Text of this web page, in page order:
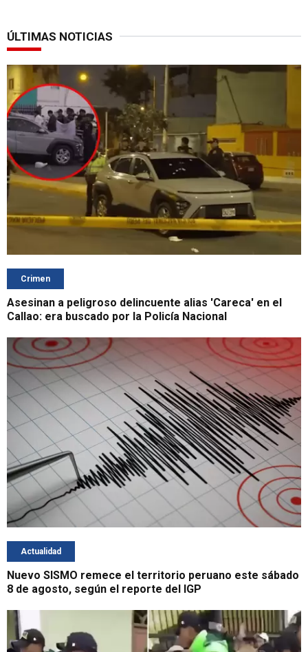
ÚLTIMAS NOTICIAS
Crimen
Asesinan a peligroso delincuente alias 'Careca' en el
Callao: era buscado por la Policía Nacional
Actualidad
Nuevo SISMO remece el territorio peruano este sábado
8 de agosto, según el reporte del IGP